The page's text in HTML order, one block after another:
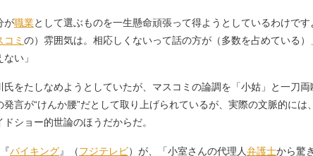
が職業として選ぶものを一生懸命頑張って得ようとしているわけで
コミ の）雰囲気は。相応しくないって話の方が（多数を占めている）
い」
をたしなめようとしていたが、マスコミの論調を「小姑」と一刀両
言が“けんか腰”だとして取り上げられているが、実際の文脈的に
ショー的世論のほうだからだ。
バイキング』（フジテレビ）が、「小室さんの代理人弁護士から驚